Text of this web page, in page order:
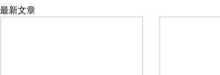
最新文章